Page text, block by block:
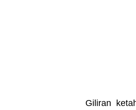
Giliran